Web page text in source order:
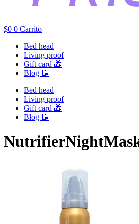
$0 0 Carrito
Bed head
Living proof
Gift card 🎁
Blog 📝
Bed head
Living proof
Gift card 🎁
Blog 📝